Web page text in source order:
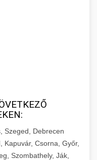
Szeged, Debrecen
Kapuvár, Csorna, Győr,
Szombathely, Ják,